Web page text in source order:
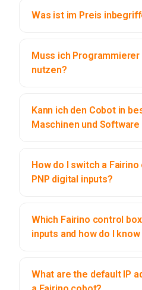
Was ist im Preis
Muss ich Programmierer
nutzen?
Kann ich den Cobot in
Maschinen und
How do I switch a
PNP digital inputs?
Which Fairino control
inputs and how do I
What are the default IP